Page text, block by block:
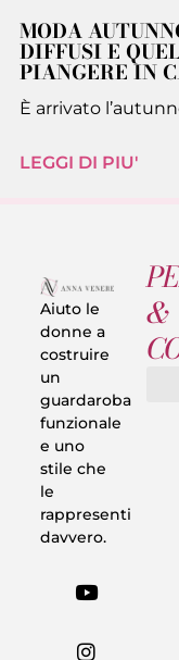
MODA
DIFFUSI E
PIANGERE IN
È arrivato
LEGGI DI PIU'
Aiuto le
donne a
costruire
un
guardaroba
funzionale
e uno
stile che
le
rappresenti
davvero.
&